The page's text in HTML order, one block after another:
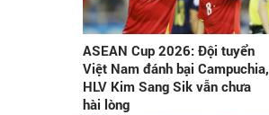
ASEAN Cup 2026: Đội tuyển
Việt Nam đánh bại Campuchia,
HLV Kim Sang Sik vẫn chưa
hài lòng